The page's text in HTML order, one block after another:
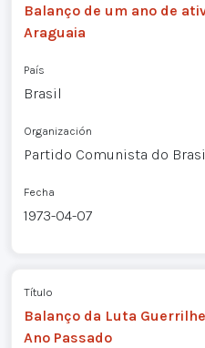
Balanço de um ano de
Araguaia
País
Brasil
Organización
Partido Comunista do
Fecha
1973-04-07
Título
Balanço da Luta
Ano Passado